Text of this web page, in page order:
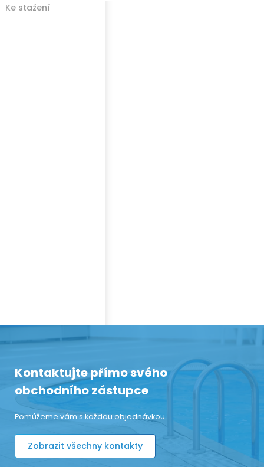
Ke stažení
Kontaktujte přímo svého
obchodního zástupce
Pomůžeme vám s každou objednávkou
Zobrazit všechny kontakty